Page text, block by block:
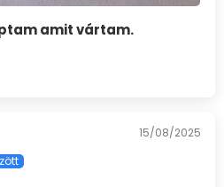
amit vártam.
15/08/2025